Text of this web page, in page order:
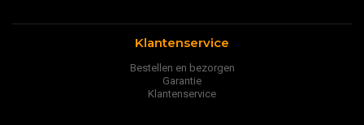
Klantenservice
Bestellen en bezorgen
Garantie
Klantenservice